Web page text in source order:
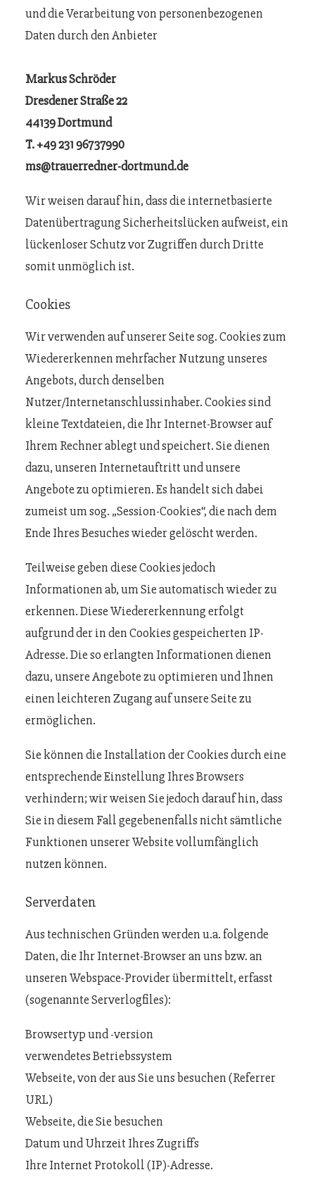
und die Verarbeitung von personenbezogenen
Daten durch den Anbieter
Markus Schröder
Dresdener Straße 22
44139 Dortmund
T. +49 231 96737990
ms@trauerredner-dortmund.de
Wir weisen darauf hin, dass die internetbasierte
Datenübertragung Sicherheitslücken aufweist, ein
lückenloser Schutz vor Zugriffen durch Dritte
somit unmöglich ist.
Cookies
Wir verwenden auf unserer Seite sog. Cookies zum
Wiedererkennen mehrfacher Nutzung unseres
Angebots, durch denselben
Nutzer/Internetanschlussinhaber. Cookies sind
kleine Textdateien, die Ihr Internet-Browser auf
Ihrem Rechner ablegt und speichert. Sie dienen
dazu, unseren Internetauftritt und unsere
Angebote zu optimieren. Es handelt sich dabei
zumeist um sog. „Session-Cookies“, die nach dem
Ende Ihres Besuches wieder gelöscht werden.
Teilweise geben diese Cookies jedoch
Informationen ab, um Sie automatisch wieder zu
erkennen. Diese Wiedererkennung erfolgt
aufgrund der in den Cookies gespeicherten IP-
Adresse. Die so erlangten Informationen dienen
dazu, unsere Angebote zu optimieren und Ihnen
einen leichteren Zugang auf unsere Seite zu
ermöglichen.
Sie können die Installation der Cookies durch eine
entsprechende Einstellung Ihres Browsers
verhindern; wir weisen Sie jedoch darauf hin, dass
Sie in diesem Fall gegebenenfalls nicht sämtliche
Funktionen unserer Website vollumfänglich
nutzen können.
Serverdaten
Aus technischen Gründen werden u.a. folgende
Daten, die Ihr Internet-Browser an uns bzw. an
unseren Webspace-Provider übermittelt, erfasst
(sogenannte Serverlogfiles):
Browsertyp und -version
verwendetes Betriebssystem
Webseite, von der aus Sie uns besuchen (Referrer
URL)
Webseite, die Sie besuchen
Datum und Uhrzeit Ihres Zugriffs
Ihre Internet Protokoll (IP)-Adresse.